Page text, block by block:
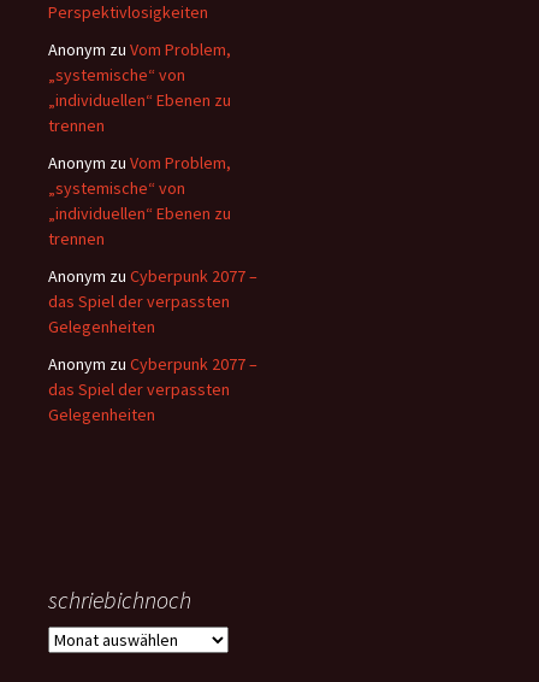
Perspektivlosigkeiten
Anonym zu Vom Problem,
„systemische“ von
„individuellen“ Ebenen zu
trennen
Anonym zu Vom Problem,
„systemische“ von
„individuellen“ Ebenen zu
trennen
Anonym zu Cyberpunk 2077 –
das Spiel der verpassten
Gelegenheiten
Anonym zu Cyberpunk 2077 –
das Spiel der verpassten
Gelegenheiten
schriebichnoch
schriebichnoch